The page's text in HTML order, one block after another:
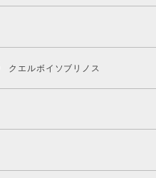
クエルボイソブリノス